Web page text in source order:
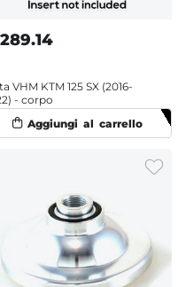
289.14
VHM KTM 125 SX (2016-
- corpo